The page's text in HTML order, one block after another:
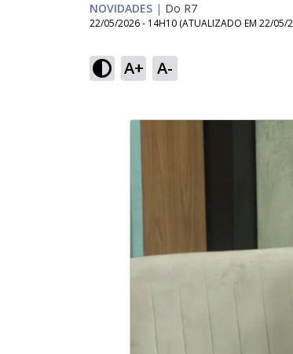
NOVIDADES | Do R7
22/05/2026 - 14H10 (ATUALIZADO EM 22/05/
A+ A-